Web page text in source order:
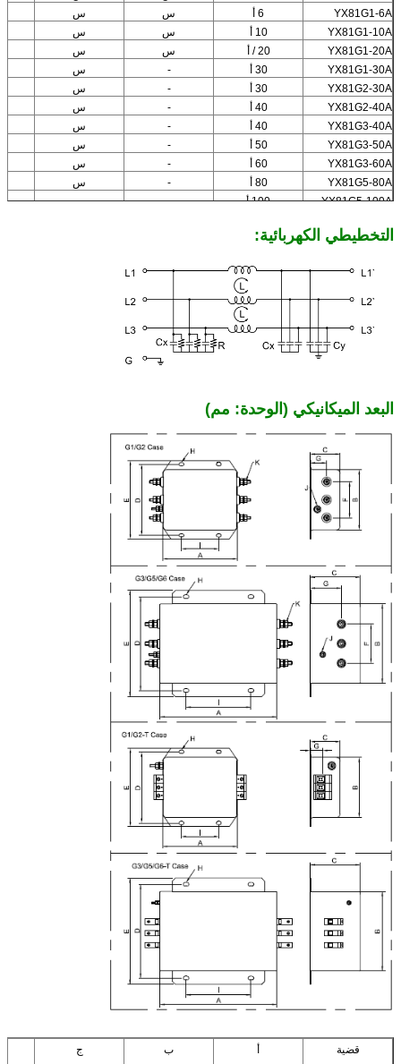
YX81G1-6A
6 أ س
س
YX81G1-10A
10 أ س
س
YX81G1-20A
20 / أ س
س
YX81G1-30A
30 أ -
س
YX81G2-30A
30 أ -
س
YX81G2-40A
40 أ -
س
YX81G3-40A
40 أ -
س
YX81G3-50A
50 أ -
س
YX81G3-60A
60 أ -
س
YX81G5-80A
80 أ -
س
YX81G5-100A
100 أ -
س
التخطيطي الكهربائية:
البعد الميكانيكي (الوحدة: مم)
قضية أ ب ج